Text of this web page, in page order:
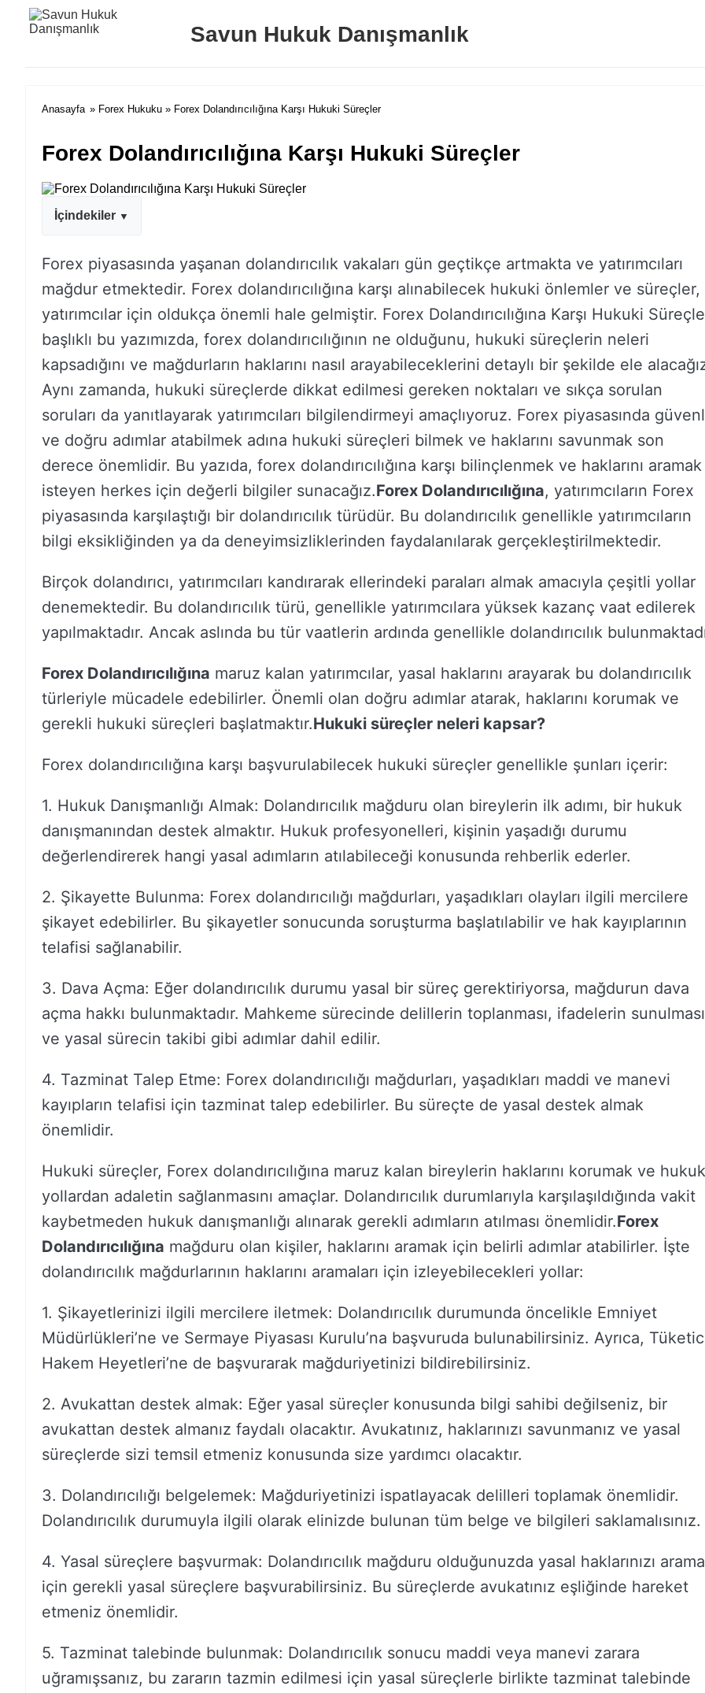
Savun Hukuk Danışmanlık
Anasayfa » Forex Hukuku » Forex Dolandırıcılığına Karşı Hukuki Süreçler
Forex Dolandırıcılığına Karşı Hukuki Süreçler
İçindekiler
Forex piyasasında yaşanan dolandırıcılık vakaları gün geçtikçe artmakta ve yatırımcıları
mağdur etmektedir. Forex dolandırıcılığına karşı alınabilecek hukuki önlemler ve süreçler,
yatırımcılar için oldukça önemli hale gelmiştir. Forex Dolandırıcılığına Karşı Hukuki
başlıklı bu yazımızda, forex dolandırıcılığının ne olduğunu, hukuki süreçlerin neleri
kapsadığını ve mağdurların haklarını nasıl arayabileceklerini detaylı bir şekilde ele
Aynı zamanda, hukuki süreçlerde dikkat edilmesi gereken noktaları ve sıkça sorulan
soruları da yanıtlayarak yatırımcıları bilgilendirmeyi amaçlıyoruz. Forex piyasasında
ve doğru adımlar atabilmek adına hukuki süreçleri bilmek ve haklarını savunmak son
derece önemlidir. Bu yazıda, forex dolandırıcılığına karşı bilinçlenmek ve haklarını aramak
isteyen herkes için değerli bilgiler sunacağız.Forex Dolandırıcılığına, yatırımcıların Forex
piyasasında karşılaştığı bir dolandırıcılık türüdür. Bu dolandırıcılık genellikle yatırımcıların
bilgi eksikliğinden ya da deneyimsizliklerinden faydalanılarak gerçekleştirilmektedir.
Birçok dolandırıcı, yatırımcıları kandırarak ellerindeki paraları almak amacıyla çeşitli yollar
denemektedir. Bu dolandırıcılık türü, genellikle yatırımcılara yüksek kazanç vaat edilerek
yapılmaktadır. Ancak aslında bu tür vaatlerin ardında genellikle dolandırıcılık
Forex Dolandırıcılığına maruz kalan yatırımcılar, yasal haklarını arayarak bu dolandırıcılık
türleriyle mücadele edebilirler. Önemli olan doğru adımlar atarak, haklarını korumak ve
gerekli hukuki süreçleri başlatmaktır.Hukuki süreçler neleri kapsar?
Forex dolandırıcılığına karşı başvurulabilecek hukuki süreçler genellikle şunları içerir:
1. Hukuk Danışmanlığı Almak: Dolandırıcılık mağduru olan bireylerin ilk adımı, bir hukuk
danışmanından destek almaktır. Hukuk profesyonelleri, kişinin yaşadığı durumu
değerlendirerek hangi yasal adımların atılabileceği konusunda rehberlik ederler.
2. Şikayette Bulunma: Forex dolandırıcılığı mağdurları, yaşadıkları olayları ilgili mercilere
şikayet edebilirler. Bu şikayetler sonucunda soruşturma başlatılabilir ve hak kayıplarının
telafisi sağlanabilir.
3. Dava Açma: Eğer dolandırıcılık durumu yasal bir süreç gerektiriyorsa, mağdurun dava
açma hakkı bulunmaktadır. Mahkeme sürecinde delillerin toplanması, ifadelerin sunulması
ve yasal sürecin takibi gibi adımlar dahil edilir.
4. Tazminat Talep Etme: Forex dolandırıcılığı mağdurları, yaşadıkları maddi ve manevi
kayıpların telafisi için tazminat talep edebilirler. Bu süreçte de yasal destek almak
önemlidir.
Hukuki süreçler, Forex dolandırıcılığına maruz kalan bireylerin haklarını korumak ve
yollardan adaletin sağlanmasını amaçlar. Dolandırıcılık durumlarıyla karşılaşıldığında vakit
kaybetmeden hukuk danışmanlığı alınarak gerekli adımların atılması önemlidir.Forex
Dolandırıcılığına mağduru olan kişiler, haklarını aramak için belirli adımlar atabilirler. İşte
dolandırıcılık mağdurlarının haklarını aramaları için izleyebilecekleri yollar:
1. Şikayetlerinizi ilgili mercilere iletmek: Dolandırıcılık durumunda öncelikle Emniyet
Müdürlükleri’ne ve Sermaye Piyasası Kurulu’na başvuruda bulunabilirsiniz. Ayrıca,
Hakem Heyetleri’ne de başvurarak mağduriyetinizi bildirebilirsiniz.
2. Avukattan destek almak: Eğer yasal süreçler konusunda bilgi sahibi değilseniz, bir
avukattan destek almanız faydalı olacaktır. Avukatınız, haklarınızı savunmanız ve yasal
süreçlerde sizi temsil etmeniz konusunda size yardımcı olacaktır.
3. Dolandırıcılığı belgelemek: Mağduriyetinizi ispatlayacak delilleri toplamak önemlidir.
Dolandırıcılık durumuyla ilgili olarak elinizde bulunan tüm belge ve bilgileri saklamalısınız.
4. Yasal süreçlere başvurmak: Dolandırıcılık mağduru olduğunuzda yasal haklarınızı
için gerekli yasal süreçlere başvurabilirsiniz. Bu süreçlerde avukatınız eşliğinde hareket
etmeniz önemlidir.
5. Tazminat talebinde bulunmak: Dolandırıcılık sonucu maddi veya manevi zarara
uğramışsanız, bu zararın tazmin edilmesi için yasal süreçlerle birlikte tazminat talebinde